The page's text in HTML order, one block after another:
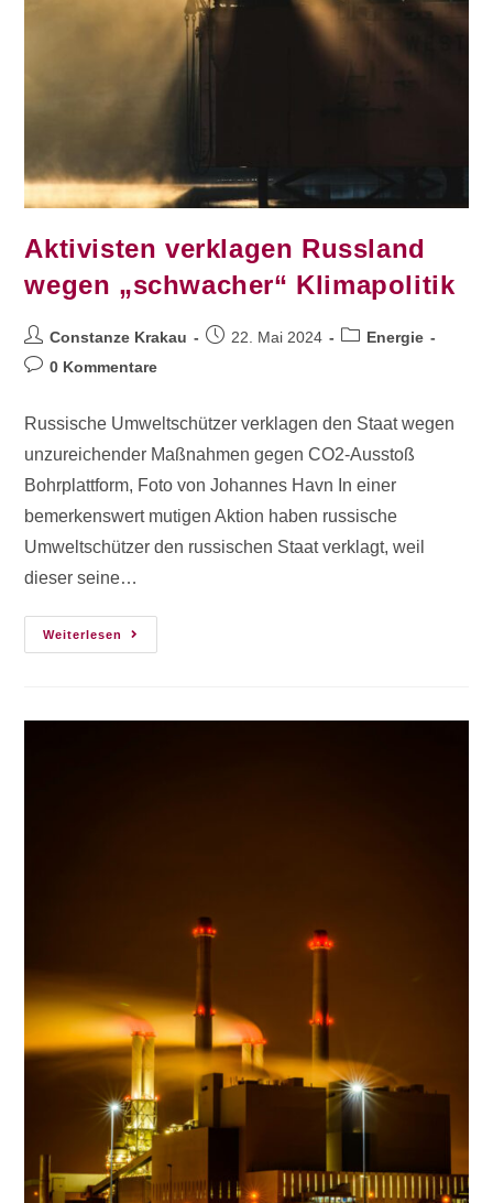
Aktivisten verklagen Russland
wegen „schwacher“ Klimapolitik
Constanze Krakau 22. Mai 2024
Energie
0 Kommentare
Russische Umweltschützer verklagen den Staat wegen
unzureichender Maßnahmen gegen CO2-Ausstoß
Bohrplattform, Foto von Johannes Havn In einer
bemerkenswert mutigen Aktion haben russische
Umweltschützer den russischen Staat verklagt, weil
dieser seine…
Weiterlesen